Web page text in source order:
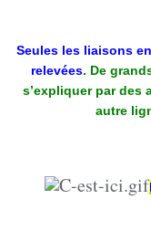
Seules les liaisons
relevées. De
s’expliquer par des
autre